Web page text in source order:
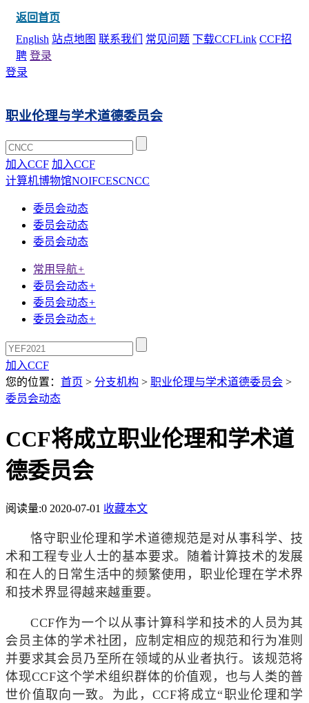
返回首页
English 站点地图 联系我们 常见问题 下载CCFLink CCF招
聘 登录
登录
职业伦理与学术道德委员会
加入CCF 加入CCF
计算机博物馆NOIFCESCNCC
委员会动态
委员会动态
委员会动态
常用导航+
委员会动态+
委员会动态+
委员会动态+
加入CCF
您的位置： 首页 > 分支机构 > 职业伦理与学术道德委员会 >
委员会动态
CCF将成立职业伦理和学术道
德委员会
阅读量:0 2020-07-01 收藏本文
恪守职业伦理和学术道德规范是对从事科学、技
术和工程专业人士的基本要求。随着计算技术的发展
和在人的日常生活中的频繁使用，职业伦理在学术界
和技术界显得越来越重要。
CCF作为一个以从事计算科学和技术的人员为其
会员主体的学术社团，应制定相应的规范和行为准则
并要求其会员乃至所在领域的从业者执行。该规范将
体现CCF这个学术组织群体的价值观，也与人类的普
世价值取向一致。为此，CCF将成立“职业伦理和学